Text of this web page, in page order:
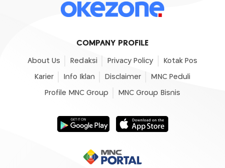
COMPANY PROFILE
About Us Redaksi Privacy Policy Kotak Pos
Karier Info Iklan Disclaimer MNC Peduli
Profile MNC Group MNC Group Bisnis